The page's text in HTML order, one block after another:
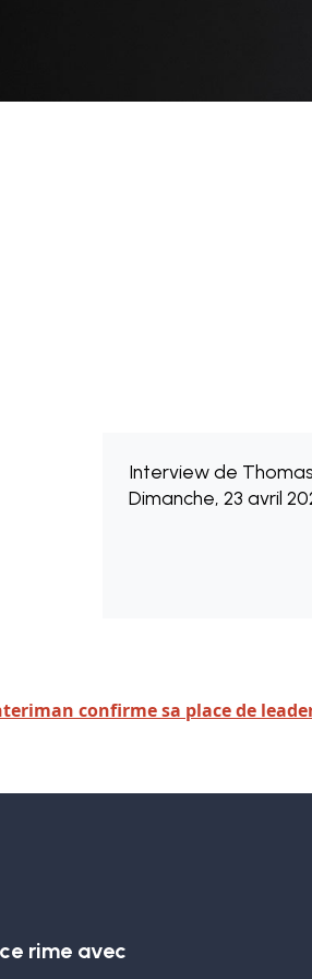
Interview de
Dimanche, 23 avril
confirme sa place de
rime avec